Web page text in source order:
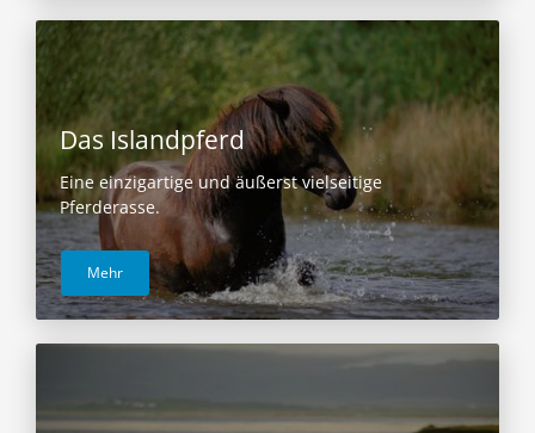
Das Islandpferd
Eine einzigartige und äußerst vielseitige
Pferderasse.
Mehr